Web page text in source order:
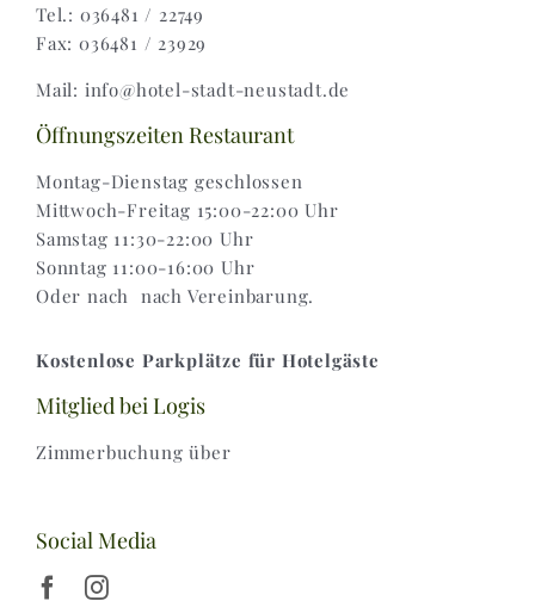
Widerruf |
Versand & Lieferung
Tel.: 036481 / 22749
Fax: 036481 / 23929
Mail: info@hotel-stadt-neustadt.de
Öffnungszeiten Restaurant
Montag-Dienstag geschlossen
Mittwoch-Freitag 15:00-22:00 Uhr
Samstag 11:30-22:00 Uhr
Sonntag 11:00-16:00 Uhr
Oder nach nach Vereinbarung.
Kostenlose Parkplätze für Hotelgäste
Mitglied bei Logis
Zimmerbuchung über
Social Media